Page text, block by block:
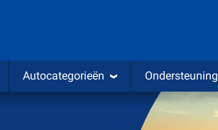
Autocategorieën Ondersteuning